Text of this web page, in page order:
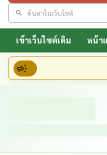
เข้าเว็บไซต์เดิม หน้า